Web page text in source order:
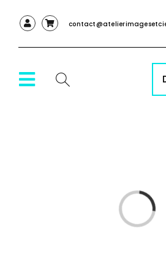
Toggle
Chargement…